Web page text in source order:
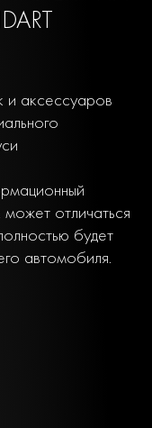
и аксессуаров
отличаться
будет
автомобиля.